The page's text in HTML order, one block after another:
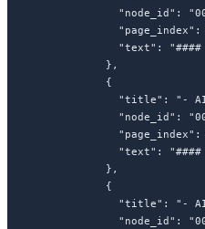
              "node_id"
:
              "page_index"
:
              "text"
: "####
            },
            {
              "title"
: "- AI
              "node_id"
:
              "page_index"
:
              "text"
:
            },
            {
              "title"
: "- AI
              "node_id"
: